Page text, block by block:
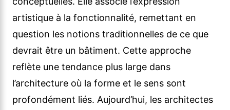
artistique à la fonctionnalité, remettant en
question les notions traditionnelles de ce que
devrait être un bâtiment. Cette approche
reflète une tendance plus large dans
l’architecture où la forme et le sens sont
profondément liés. Aujourd’hui, les architectes